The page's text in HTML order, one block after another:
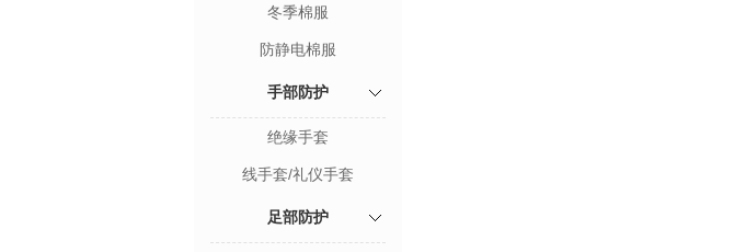
冬季棉服
防静电棉服
手部防护
绝缘手套
线手套/礼仪手套
足部防护